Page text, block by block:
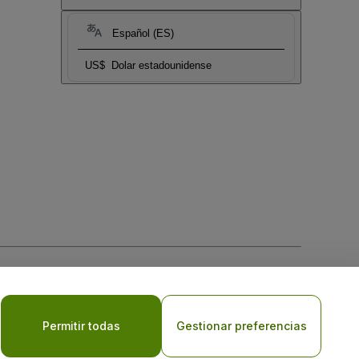
Español (ES)
US$ Dolar estadounidense
laPolítica de Privacidad para Móviles
Permitir todas Gestionar preferencias